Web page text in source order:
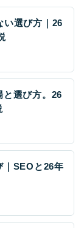
い選び方｜26
選び方。26
｜SEOと26年